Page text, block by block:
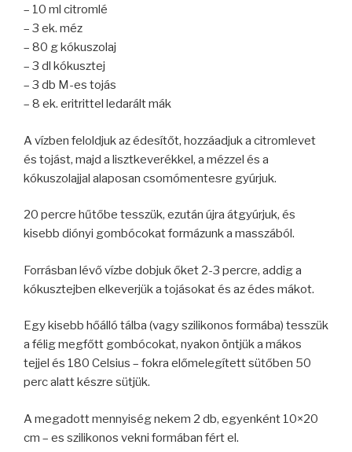
– 10 ml citromlé
– 3 ek. méz
– 80 g kókuszolaj
– 3 dl kókusztej
– 3 db M-es tojás
– 8 ek. eritrittel ledarált mák
A vízben feloldjuk az édesítőt, hozzáadjuk a citromlevet
és tojást, majd a lisztkeverékkel, a mézzel és a
kókuszolajjal alaposan csomómentesre gyúrjuk.
20 percre hűtőbe tesszük, ezután újra átgyúrjuk, és
kisebb diónyi gombócokat formázunk a masszából.
Forrásban lévő vízbe dobjuk őket 2-3 percre, addig a
kókusztejben elkeverjük a tojásokat és az édes mákot.
Egy kisebb hőálló tálba (vagy szilikonos formába) tesszük
a félig megfőtt gombócokat, nyakon öntjük a mákos
tejjel és 180 Celsius – fokra előmelegített sütőben 50
perc alatt készre sütjük.
A megadott mennyiség nekem 2 db, egyenként 10×20
cm – es szilikonos vekni formában fért el.